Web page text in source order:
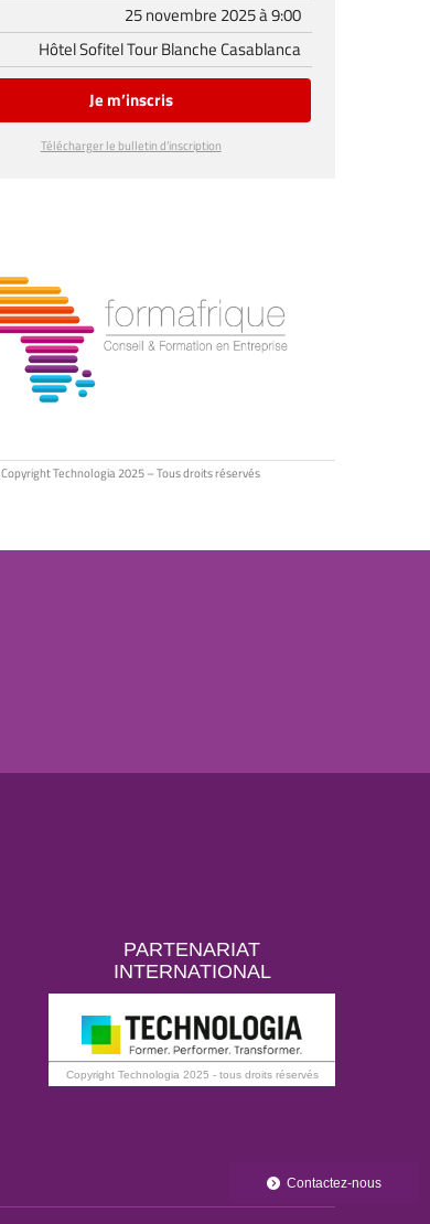
25 novembre 2025 à 9:00
Hôtel Sofitel Tour Blanche Casablanca
Je m’inscris
Télécharger le bulletin d’inscription
Copyright Technologia 2025 – Tous droits réservés
Contactez-nous
PARTENARIAT
INTERNATIONAL
Copyright Technologia 2025 - tous droits réservés